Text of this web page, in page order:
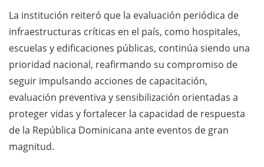
La institución reiteró que la evaluación periódica de
infraestructuras críticas en el país, como hospitales,
escuelas y edificaciones públicas, continúa siendo una
prioridad nacional, reafirmando su compromiso de
seguir impulsando acciones de capacitación,
evaluación preventiva y sensibilización orientadas a
proteger vidas y fortalecer la capacidad de respuesta
de la República Dominicana ante eventos de gran
magnitud.